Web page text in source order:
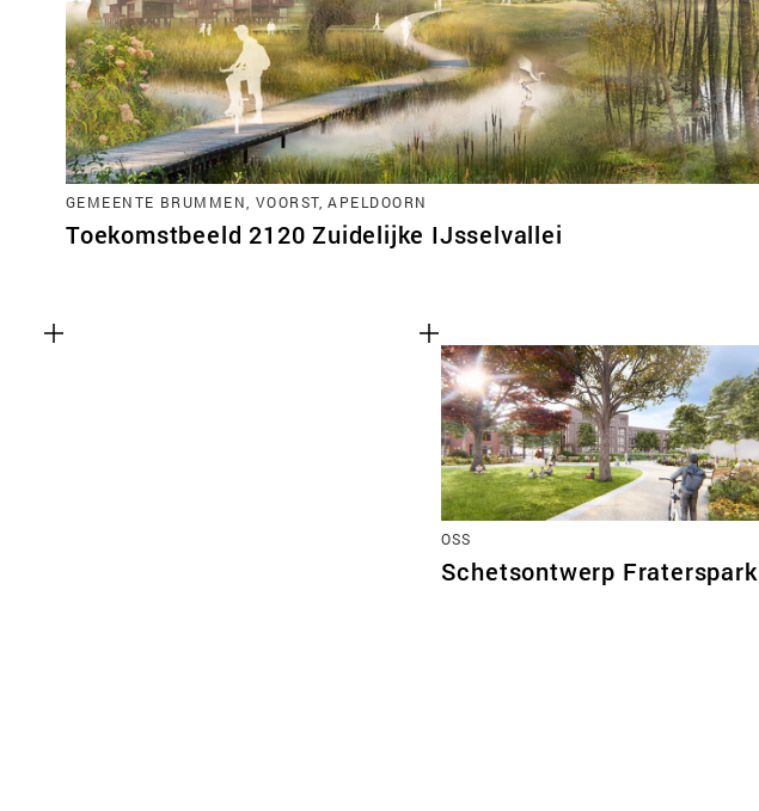
GEMEENTE BRUMMEN, VOORST, APELDOORN
Toekomstbeeld 2120 Zuidelijke IJsselvallei
OSS
Schetsontwerp Fraterspark